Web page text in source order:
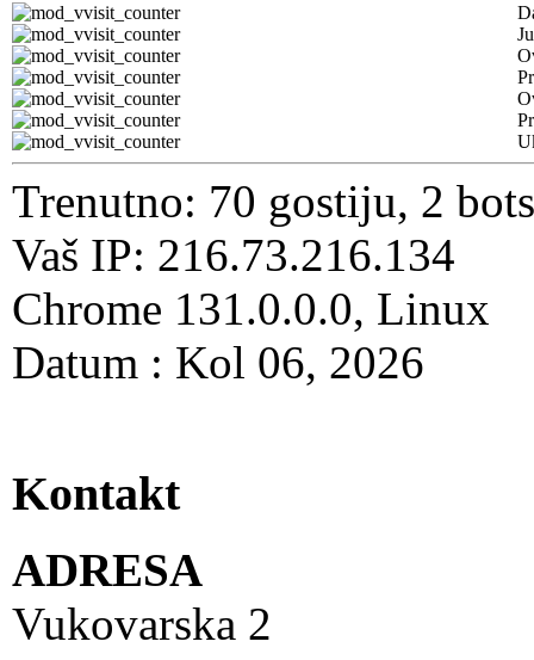
Trenutno: 70 gostiju, 2
Vaš IP: 216.73.216.134
Chrome 131.0.0.0, Linux
Datum : Kol 06, 2026
Kontakt
ADRESA
Vukovarska 2